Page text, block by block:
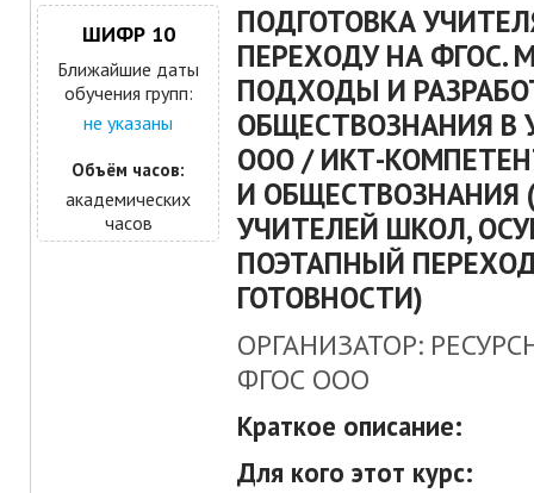
ШИФР 10
Ближайшие даты
обучения групп:
не указаны
Объём часов:
академических
часов
ПОДГОТОВКА
ПЕРЕХОДУ НА ФГОС.
ПОДХОДЫ И
ОБЩЕСТВОЗНАНИЯ В
ООО / ИКТ-
И ОБЩЕСТВОЗНАНИЯ
УЧИТЕЛЕЙ ШКОЛ,
ПОЭТАПНЫЙ
ГОТОВНОСТИ)
ОРГАНИЗАТОР:
ФГОС ООО
Краткое описание:
Для кого этот курс: